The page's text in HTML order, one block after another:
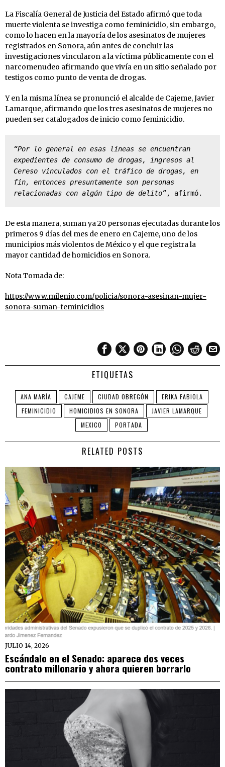
La Fiscalía General de Justicia del Estado afirmó que toda
muerte violenta se investiga como feminicidio, sin embargo,
como lo hacen en la mayoría de los asesinatos de mujeres
registrados en Sonora, aún antes de concluir las
investigaciones vincularon a la víctima públicamente con el
narcomenudeo afirmando que vivía en un sitio señalado por
testigos como punto de venta de drogas.
Y en la misma línea se pronunció el alcalde de Cajeme, Javier
Lamarque, afirmando que los tres asesinatos de mujeres no
pueden ser catalogados de inicio como feminicidio.
“Por lo general en esas líneas se encuentran
expedientes de consumo de drogas, ingresos al
Cereso vinculados con el tráfico de drogas, en
fin, entonces presuntamente son personas
relacionadas con algún tipo de delito”, afirmó.
De esta manera, suman ya 20 personas ejecutadas durante los
primeros 9 días del mes de enero en Cajeme, uno de los
municipios más violentos de México y el que registra la
mayor cantidad de homicidios en Sonora.
Nota Tomada de:
https://www.milenio.com/policia/sonora-asesinan-mujer-
sonora-suman-feminicidios
ETIQUETAS
ANA MARÍA CAJEME CIUDAD OBREGÓN
ERIKA FABIOLA
FEMINICIDIO
HOMICIDIOS EN SONORA
JAVIER LAMARQUE
MEXICO
PORTADA
RELATED POSTS
JULIO 14, 2026
Escándalo en el Senado: aparece dos veces
contrato millonario y ahora quieren borrarlo